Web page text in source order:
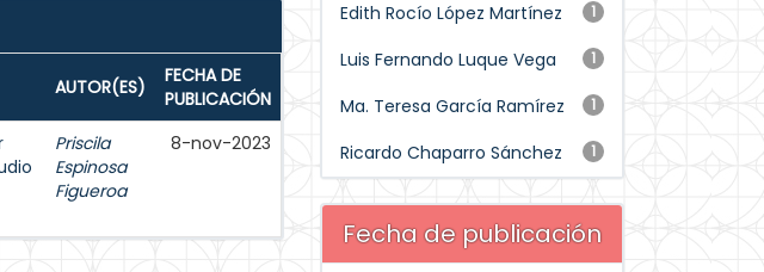
AUTOR(ES)
FECHA DE
PUBLICACIÓN
Priscila
Espinosa
Figueroa
8-nov-2023
1
Edith Rocío López Martínez
1
Luis Fernando Luque Vega
1
Ma. Teresa García Ramírez
1
Ricardo Chaparro Sánchez
Fecha de publicación